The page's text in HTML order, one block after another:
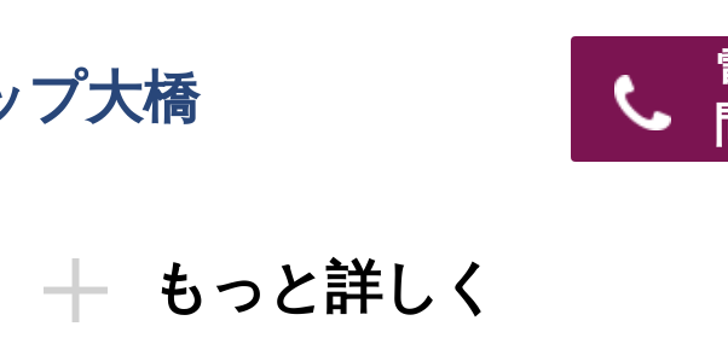
プ大橋
もっと詳しく